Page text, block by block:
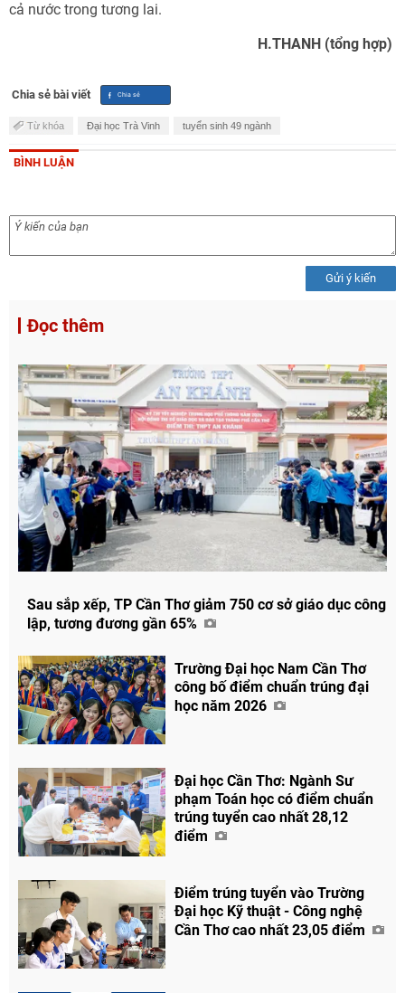
cả nước trong tương lai.
H.THANH (tổng hợp)
Chia sẻ bài viết
Chia sẻ
Facebook
Từ khóa Đại học Trà Vinh tuyển sinh 49 ngành
BÌNH LUẬN
Gửi ý kiến
Đọc thêm
Sau sắp xếp, TP Cần Thơ giảm 750 cơ sở giáo dục công
lập, tương đương gần 65%
Trường Đại học Nam Cần Thơ
công bố điểm chuẩn trúng đại
học năm 2026
Đại học Cần Thơ: Ngành Sư
phạm Toán học có điểm chuẩn
trúng tuyển cao nhất 28,12
điểm
Điểm trúng tuyển vào Trường
Đại học Kỹ thuật - Công nghệ
Cần Thơ cao nhất 23,05 điểm